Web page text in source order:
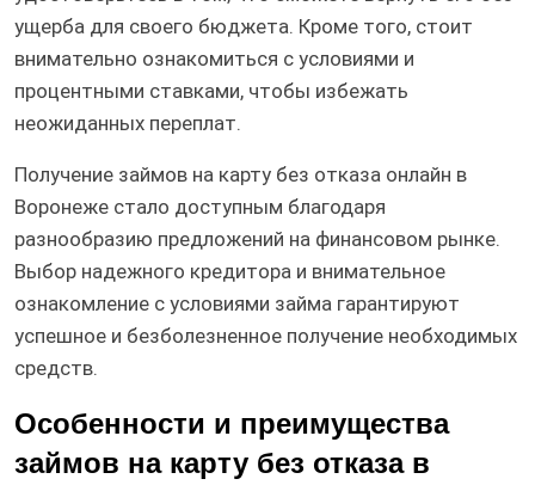
ущерба для своего бюджета. Кроме того, стоит
внимательно ознакомиться с условиями и
процентными ставками, чтобы избежать
неожиданных переплат.
Получение займов на карту без отказа онлайн в
Воронеже стало доступным благодаря
разнообразию предложений на финансовом рынке.
Выбор надежного кредитора и внимательное
ознакомление с условиями займа гарантируют
успешное и безболезненное получение необходимых
средств.
Особенности и преимущества
займов на карту без отказа в